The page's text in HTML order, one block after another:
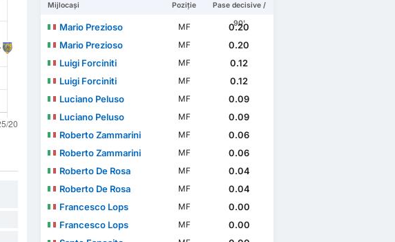
Mijlocași Poziție
Pase decisive /
90'
Mario Prezioso MF
0.20
Mario Prezioso
MF
0.20
Luigi Forciniti
MF
0.12
Luigi Forciniti
MF
0.12
Luciano Peluso
MF
0.09
Luciano Peluso
MF
0.09
Roberto Zammarini
MF
0.06
Roberto Zammarini
MF
0.06
Roberto De Rosa
MF
0.04
Roberto De Rosa
MF
0.04
Francesco Lops
MF
0.00
Francesco Lops
MF
0.00